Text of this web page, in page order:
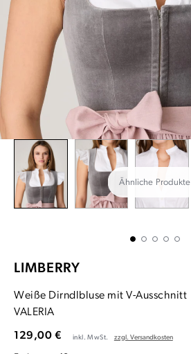
Ähnliche Produkte
LIMBERRY
Weiße Dirndlbluse mit V-Ausschnitt
VALERIA
129,00 € inkl. MwSt. zzgl. Versandkosten